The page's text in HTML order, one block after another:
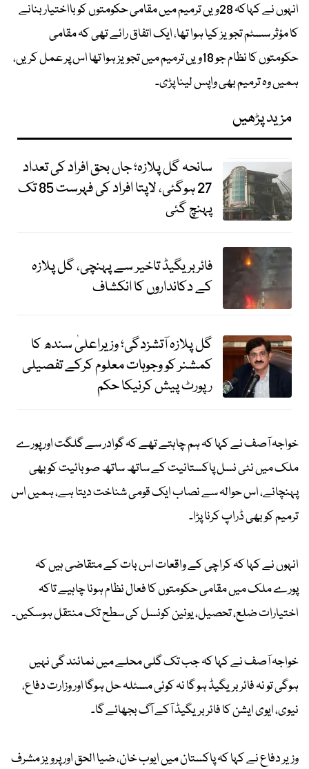
انہوں نے کہاکہ 28ویں ترمیم میں مقامی حکومتوں کو بااختیار بنانے
کا مؤثر سسٹم تجویز کیا ہوا تھا، ایک اتفاق رائے تھی کہ مقامی
حکومتوں کا نظام جو 18ویں ترمیم میں تجویز ہوا تھا اس پر عمل کریں،
ہمیں وہ ترمیم بھی واپس لینا پڑی۔
مزید پڑھیں
سانحہ گل پلازہ؛ جاں بحق افراد کی تعداد
27 ہوگئی، لاپتا افراد کی فہرست 85 تک
پہنچ گئی
فائربریگیڈ تاخیر سے پہنچی، گل پلازہ
کے دکانداروں کا انکشاف
گل پلازہ آتشزدگی؛ وزیراعلیٰ سندھ کا
کمشنر کو وجوہات معلوم کرکے تفصیلی
رپورٹ پیش کرنیکا حکم
خواجہ آصف نے کہا کہ ہم چاہتے تھے کہ گوادر سے گلگت اور پورے
ملک میں نئی نسل پاکستانیت کے ساتھ ساتھ صوبائیت کو بھی
پہنچانے، اس حوالہ سے نصاب ایک قومی شناخت دیتا ہے، ہمیں اس
ترمیم کو بھی ڈراپ کرنا پڑا۔
انہوں نے کہا کہ کراچی کے واقعات اس بات کے متقاضی ہیں کہ
پورے ملک میں مقامی حکومتوں کا فعال نظام ہونا چاہیے تاکہ
اختیارات ضلع، تحصیل، یونین کونسل کی سطح تک منتقل ہوسکیں۔
خواجہ آصف نے کہا کہ جب تک گلی محلے میں نمائند گی نہیں
ہوگی تو نہ فائر بریگیڈ ہو گا نہ کوئی مسئلہ حل ہوگا اور وزارت دفاع،
نیوی، ایوی ایشن کا فائر بریگیڈ آکے آگ بجھائے گا۔
وزیر دفاع نے کہا کہ پاکستان میں ایوب خان، ضیا الحق اور پرویز مشرف